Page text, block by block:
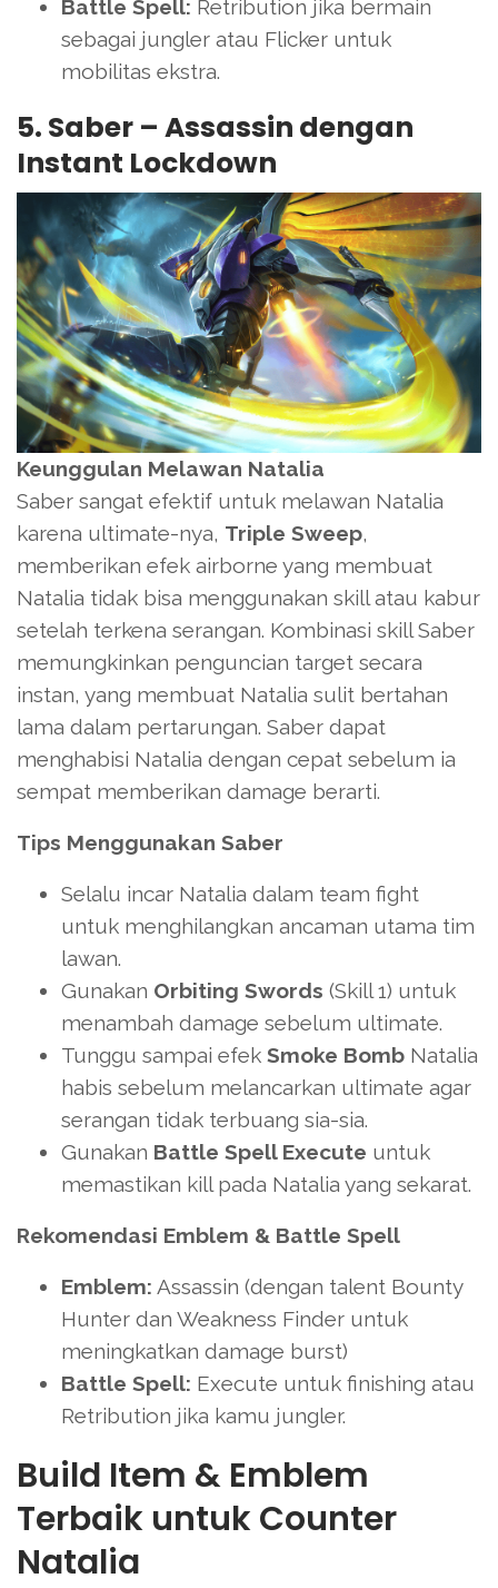
Battle Spell: Retribution jika bermain
sebagai jungler atau Flicker untuk
mobilitas ekstra.
5. Saber – Assassin dengan
Instant Lockdown
Keunggulan Melawan Natalia
Saber sangat efektif untuk melawan Natalia
karena ultimate-nya, Triple Sweep,
memberikan efek airborne yang membuat
Natalia tidak bisa menggunakan skill atau kabur
setelah terkena serangan. Kombinasi skill Saber
memungkinkan penguncian target secara
instan, yang membuat Natalia sulit bertahan
lama dalam pertarungan. Saber dapat
menghabisi Natalia dengan cepat sebelum ia
sempat memberikan damage berarti.
Tips Menggunakan Saber
Selalu incar Natalia dalam team fight
untuk menghilangkan ancaman utama tim
lawan.
Gunakan Orbiting Swords (Skill 1) untuk
menambah damage sebelum ultimate.
Tunggu sampai efek Smoke Bomb Natalia
habis sebelum melancarkan ultimate agar
serangan tidak terbuang sia-sia.
Gunakan Battle Spell Execute untuk
memastikan kill pada Natalia yang sekarat.
Rekomendasi Emblem & Battle Spell
Emblem: Assassin (dengan talent Bounty
Hunter dan Weakness Finder untuk
meningkatkan damage burst)
Battle Spell: Execute untuk finishing atau
Retribution jika kamu jungler.
Build Item & Emblem
Terbaik untuk Counter
Natalia